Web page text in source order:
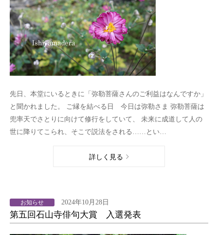
先日、本堂にいるときに「弥勒菩薩さんのご利益はなんですか」
と聞かれました。 ご縁を結べる日 今日は弥勒さま 弥勒菩薩は
兜率天でさとりに向けて修行をしていて、 未来に成道して人の
世に降りてこられ、そこで説法をされる……とい…
詳しく見る
お知らせ 2024年10月28日
第五回石山寺俳句大賞 入選発表